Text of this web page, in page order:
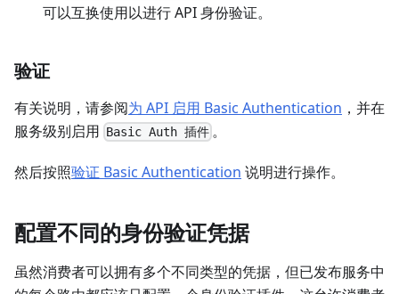
可以互换使用以进行 API 身份验证。
验证
有关说明，请参阅为 API 启用 Basic Authentication ，并在
服务级别启用 Basic Auth 插件 。
然后按照验证 Basic Authentication 说明进行操作。
配置不同的身份验证凭据
虽然消费者可以拥有多个不同类型的凭据，但已发布服务中